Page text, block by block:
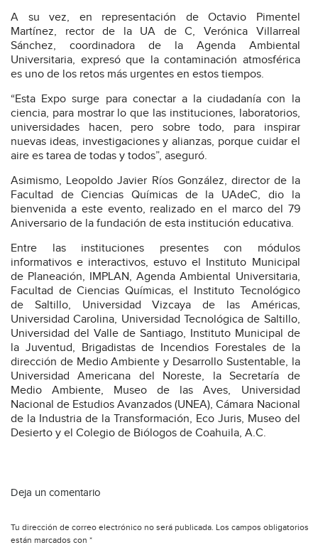
A su vez, en representación de Octavio Pimentel
Martínez, rector de la UA de C, Verónica Villarreal
Sánchez, coordinadora de la Agenda Ambiental
Universitaria, expresó que la contaminación atmosférica
es uno de los retos más urgentes en estos tiempos.
“Esta Expo surge para conectar a la ciudadanía con la
ciencia, para mostrar lo que las instituciones, laboratorios,
universidades hacen, pero sobre todo, para inspirar
nuevas ideas, investigaciones y alianzas, porque cuidar el
aire es tarea de todas y todos”, aseguró.
Asimismo, Leopoldo Javier Ríos González, director de la
Facultad de Ciencias Químicas de la UAdeC, dio la
bienvenida a este evento, realizado en el marco del 79
Aniversario de la fundación de esta institución educativa.
Entre las instituciones presentes con módulos
informativos e interactivos, estuvo el Instituto Municipal
de Planeación, IMPLAN, Agenda Ambiental Universitaria,
Facultad de Ciencias Químicas, el Instituto Tecnológico
de Saltillo, Universidad Vizcaya de las Américas,
Universidad Carolina, Universidad Tecnológica de Saltillo,
Universidad del Valle de Santiago, Instituto Municipal de
la Juventud, Brigadistas de Incendios Forestales de la
dirección de Medio Ambiente y Desarrollo Sustentable, la
Universidad Americana del Noreste, la Secretaría de
Medio Ambiente, Museo de las Aves, Universidad
Nacional de Estudios Avanzados (UNEA), Cámara Nacional
de la Industria de la Transformación, Eco Juris, Museo del
Desierto y el Colegio de Biólogos de Coahuila, A.C.
Deja un comentario
Tu dirección de correo electrónico no será publicada. Los campos obligatorios
están marcados con *